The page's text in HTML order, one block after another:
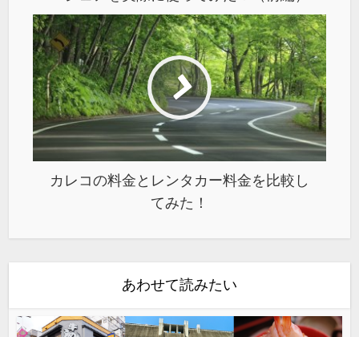
カレコの料金とレンタカー料金を比較し
てみた！
あわせて読みたい